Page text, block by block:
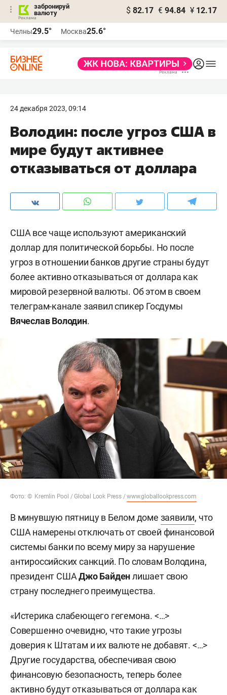
забронируй
валюту
$ 82.17 € 94.84 ¥ 12.17
Челны29.5° Москва25.6°
24 декабря 2023, 09:14
Володин: после угроз США в
мире будут активнее
отказываться от доллара
США все чаще используют американский
доллар для политической борьбы. Но после
угроз в отношении банков другие страны будут
более активно отказываться от доллара как
мировой резервной валюты. Об этом в своем
телеграм-канале заявил спикер Госдумы
Вячеслав Володин.
Фото: © Kremlin Pool / Global Look Press /www.globallookpress.com
В минувшую пятницу в Белом доме заявили, что
США намерены отключать от своей финансовой
системы банки по всему миру за нарушение
антироссийских санкций. По словам Володина,
президент СШАДжо Байденлишает свою
страну последнего преимущества.
«Истерика слабеющего гегемона. <…>
Совершенно очевидно, что такие угрозы
доверия к Штатам и их валюте не добавят. <…>
Другие государства, обеспечивая свою
финансовую безопасность, теперь более
активно будут отказываться от доллара как